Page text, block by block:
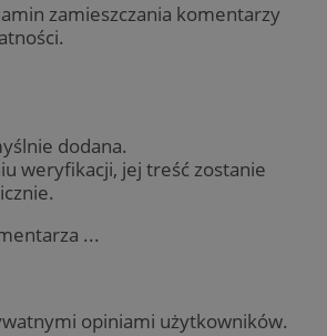
zamieszczania komentarzy
dodana.
weryfikacji, jej treść zostanie
...
opiniami użytkowników.